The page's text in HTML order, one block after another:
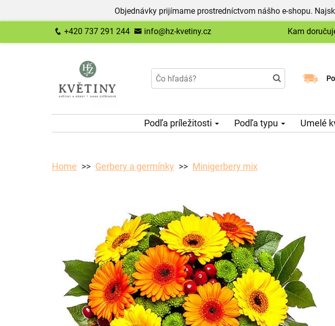
Objednávky prijímame prostredníctvom nášho e-shopu.
+420 737 291 244 info@hz-kvetiny.cz Kam
Podľa príležitosti Podľa typu Umelé
Home Gerbery a germínky Minigerbery mix